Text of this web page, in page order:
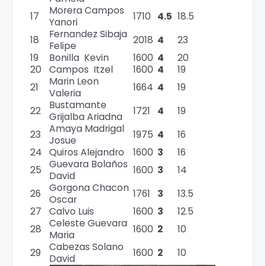
17
Morera Campos
Yanori
1710 4.5 18.5
18
Fernandez Sibaja
Felipe
2018 4
23
19
Bonilla Kevin 1600 4
20
20
Campos Itzel 1600 4
19
21
Marin Leon
Valeria
1664 4
19
22
Bustamante
Grijalba Ariadna
1721 4
19
23
Amaya Madrigal
Josue
1975 4
16
24 Quiros Alejandro 1600 3
16
25
Guevara Bolaños
David
1600 3
14
26
Gorgona Chacon
Oscar
1761 3
13.5
27
Calvo Luis 1600 3
12.5
28
Celeste Guevara
Maria
1600 2
10
29
Cabezas Solano
David
1600 2 10